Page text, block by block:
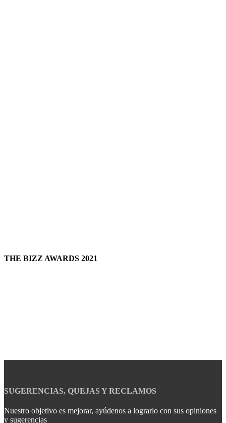
THE BIZZ AWARDS 2021
SUGERENCIAS, QUEJAS Y RECLAMOS
Nuestro objetivo es mejorar, ayúdenos a lograrlo con sus opiniones
y sugerencias